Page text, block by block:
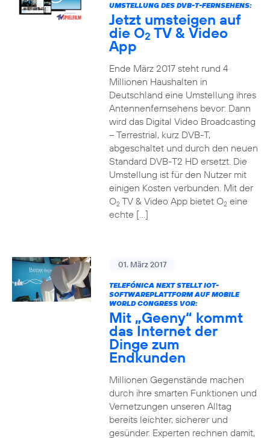
UMSTELLUNG DES DVB-T-FERNSEHENS:
Jetzt umsteigen auf
die O2 TV & Video
App
Ende März 2017 steht rund 4
Millionen Haushalten in
Deutschland eine Umstellung ihres
Antennenfernsehens bevor: Dann
wird das Digital Video Broadcasting
– Terrestrial, kurz DVB-T,
abgeschaltet und durch den neuen
Standard DVB-T2 HD ersetzt. Die
Umstellung ist für den Nutzer mit
einigen Kosten verbunden. Mit der
O2TV & Video App bietet O2eine
echte […]
01. März 2017
TELEFÓNICA NEXT STELLT IOT-
SOFTWAREPLATTFORM AUF MOBILE
WORLD CONGRESS VOR:
Mit „Geeny“ kommt
das Internet der
Dinge zum
Endkunden
Millionen Gegenstände machen
durch ihre smarten Funktionen und
Vernetzungen unseren Alltag
bereits leichter, sicherer und
gesünder. Experten rechnen damit,